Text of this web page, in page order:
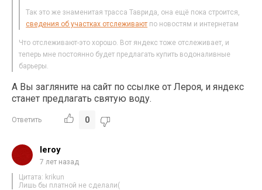
Так это же знаменитая трасса Таврида, она ещё пока строится,
сведения об участках отслеживают по новостям и интернетам
Что отслеживают-это хорошо. Вот яндекс тоже отслеживает, и
теперь мне постоянно будет предлагать купить водоналивные
барьеры.
А Вы загляните на сайт по ссылке от Лероя, и яндекс
станет предлагать святую воду.
Ответить 0
leroy
7 лет назад
Цитата: krikun
Лишь бы платной не сделали(